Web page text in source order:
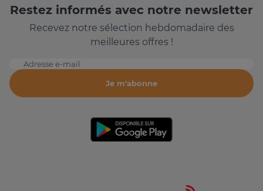
Restez informés avec notre newsletter
Recevez notre sélection hebdomadaire des
meilleures offres !
Adresse e-mail
Je m'abonne